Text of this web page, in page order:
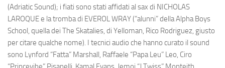
(Adriatic Sound); i fiati sono stati affidati al sax di NICHOLAS
LAROQUE e la tromba di EVEROL WRAY (“alunni” della Alpha Boys
School, quella dei The Skatalies, di Yelloman, Rico Rodriguez, giusto
per citare qualche nome). I tecnici audio che hanno curato il sound
sono Lynford “Fatta” Marshall, Raffaele “Papa Leu” Leo, Ciro